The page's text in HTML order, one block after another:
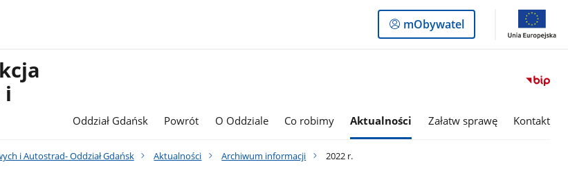
Logowanie
do
mObywatel
i
Oddział Gdańsk Powrót O Oddziale Co robimy Aktualności Załatw sprawę Kontakt
i Autostrad- Oddział Gdańsk Aktualności Archiwum informacji 2022 r.